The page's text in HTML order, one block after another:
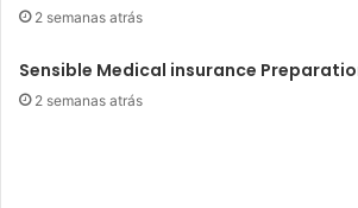
2 semanas atrás
Sensible Medical insurance
2 semanas atrás